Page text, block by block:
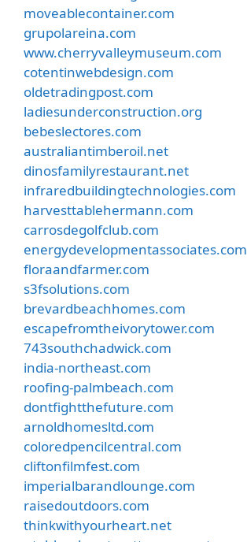
moveablecontainer.com
grupolareina.com
www.cherryvalleymuseum.com
cotentinwebdesign.com
oldetradingpost.com
ladiesunderconstruction.org
bebeslectores.com
australiantimberoil.net
dinosfamilyrestaurant.net
infraredbuildingtechnologies.com
harvesttablehermann.com
carrosdegolfclub.com
energydevelopmentassociates.com
floraandfarmer.com
s3fsolutions.com
brevardbeachhomes.com
escapefromtheivorytower.com
743southchadwick.com
india-northeast.com
roofing-palmbeach.com
dontfightthefuture.com
arnoldhomesltd.com
coloredpencilcentral.com
cliftonfilmfest.com
imperialbarandlounge.com
raisedoutdoors.com
thinkwithyourheart.net